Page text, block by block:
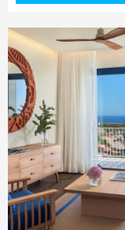
Image